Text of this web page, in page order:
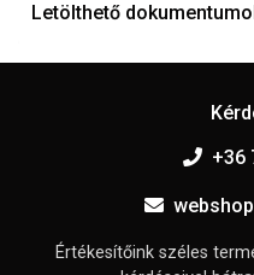
Letölthető
+36
Értékesítőink széles